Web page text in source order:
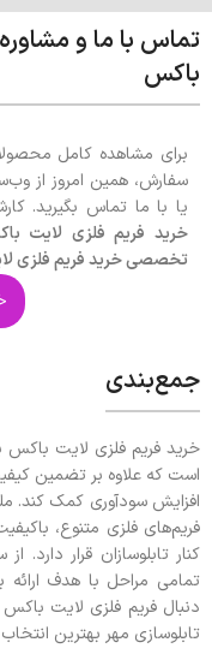
تماس با ما و
باکس
برای مشاهده کامل
سفارش، همین امروز از
یا با ما تماس بگیرید.
خرید فریم فلزی لایت
تخصصی خرید فریم فلزی
جمع‌بندی
خرید فریم فلزی لایت باکس
است که علاوه بر تضمین
افزایش سودآوری کمک کند.
فریم‌های فلزی متنوع،
کنار تابلوسازان قرار دارد.
تمامی مراحل با هدف
دنبال فریم فلزی لایت باکس
تابلوسازی مهر بهترین